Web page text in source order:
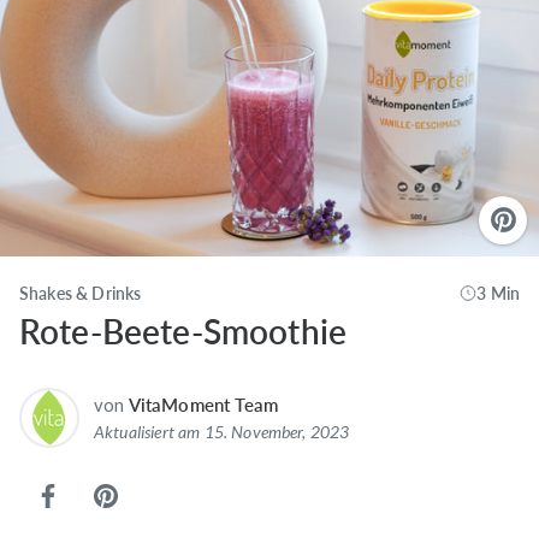
Shakes & Drinks 3 Min
Rote-Beete-Smoothie
von VitaMoment Team
Aktualisiert am 15. November, 2023